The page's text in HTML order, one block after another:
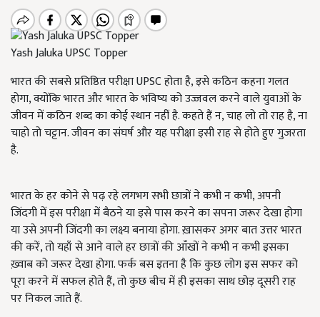
Yash Jaluka UPSC Topper
भारत की सबसे प्रतिष्ठित परीक्षा UPSC होता है, इसे कठिन कहना गलत
होगा, क्योंकि भारत और भारत के भविष्य को उज्जवल करने वाले युवाओं के
जीवन में कठिन शब्द का कोई स्थान नहीं है. कहते हैं न, चाह लो तो राह है, ना
चाहो तो चट्टान. जीवन का संघर्ष और यह परीक्षा इसी राह से होते हुए गुजरता
है.
भारत के हर कोने से पढ़ रहे लगभग सभी छात्रों ने कभी न कभी, अपनी
जिंदगी में इस परीक्षा में बैठने या इसे पास करने का सपना जरूर देखा होगा
या उसे अपनी जिंदगी का लक्ष्य बनाया होगा. ख़ासकर अगर बात उत्तर भारत
की करें, तो यहाँ से आने वाले हर छात्रों की आँखों ने कभी न कभी इसका
ख़्वाब को जरूर देखा होगा. फर्क बस इतना है कि कुछ लोग इस सफर को
पूरा करने में सफल होते हैं, तो कुछ बीच में ही इसका साथ छोड़ दूसरी राह
पर निकल जाते हैं.